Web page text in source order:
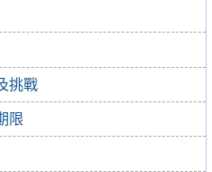
挑戰
限